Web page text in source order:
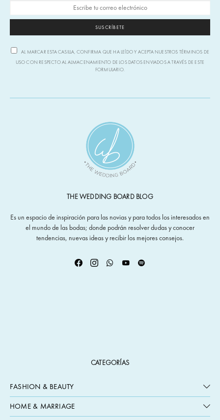
SUSCRÍBETE
AL MARCAR ESTA CASILLA, CONFIRMA QUE HA LEÍDO Y ACEPTA NUESTROS TÉRMINOS DE
USO CON RESPECTO AL ALMACENAMIENTO DE LOS DATOS ENVIADOS A TRAVÉS DE ESTE
FORMULARIO.
THE WEDDING BOARD BLOG
Es un espacio de inspiración para las novias y para todos los interesados en
el mundo de las bodas; donde podrán resolver dudas y conocer
tendencias, nuevas ideas y recibir los mejores consejos.
CATEGORÍAS
FASHION & BEAUTY
HOME & MARRIAGE